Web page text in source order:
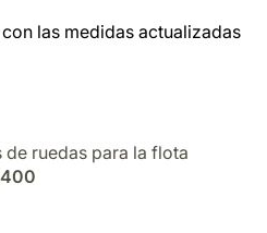
las medidas actualizadas
de ruedas para la flota